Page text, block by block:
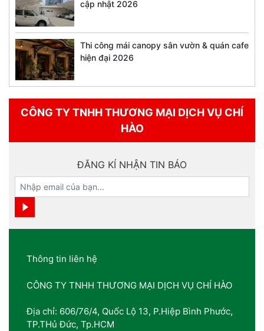
cập nhật 2026
Thi công mái canopy sân vườn & quán cafe
hiện đại 2026
CÔNG TY TNHH THƯƠNG MẠI DỊCH VỤ CHÍ
HÀO
ĐĂNG KÍ NHẬN TIN BÁO
Thông tin liên hệ
CÔNG TY TNHH THƯƠNG MẠI DỊCH VỤ CHÍ HÀO
Địa chỉ: 606/76/4, Quốc Lộ 13, P.Hiệp Bình Phước,
TP.THủ Đức, Tp.HCM